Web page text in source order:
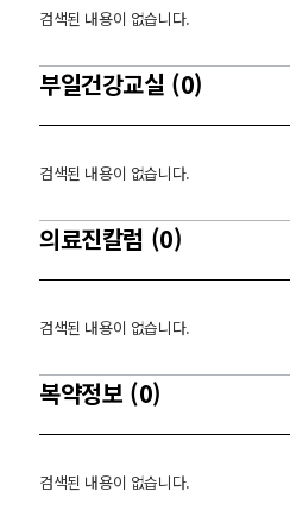
검색된 내용이 없습니다.
부일건강교실 (0)
검색된 내용이 없습니다.
의료진칼럼 (0)
검색된 내용이 없습니다.
복약정보 (0)
검색된 내용이 없습니다.